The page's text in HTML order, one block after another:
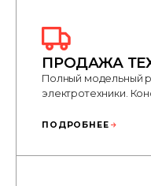
ПРОДАЖА
Полный модельный
электротехники.
ПОДРОБНЕЕ